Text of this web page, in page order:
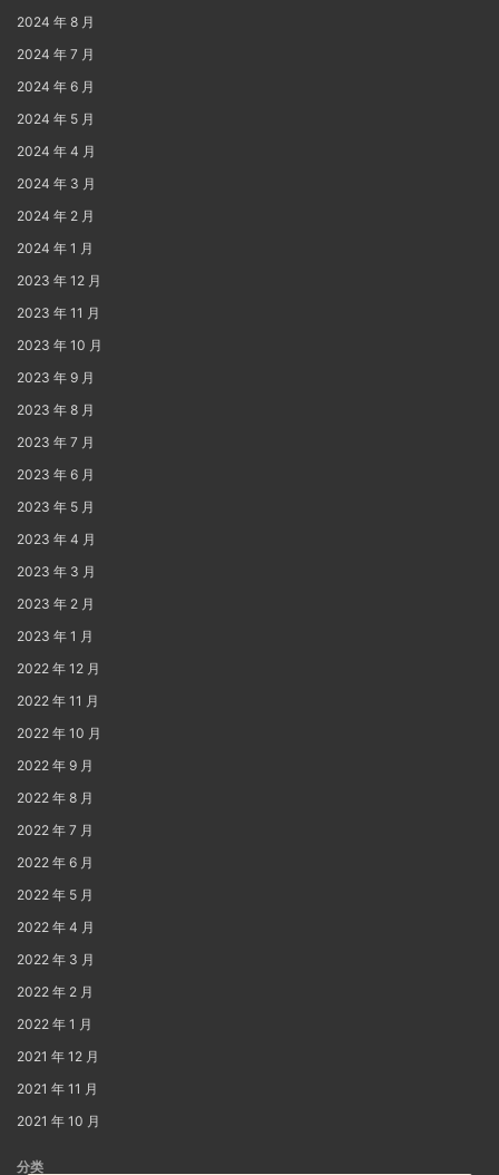
2024 年 8 月
2024 年 7 月
2024 年 6 月
2024 年 5 月
2024 年 4 月
2024 年 3 月
2024 年 2 月
2024 年 1 月
2023 年 12 月
2023 年 11 月
2023 年 10 月
2023 年 9 月
2023 年 8 月
2023 年 7 月
2023 年 6 月
2023 年 5 月
2023 年 4 月
2023 年 3 月
2023 年 2 月
2023 年 1 月
2022 年 12 月
2022 年 11 月
2022 年 10 月
2022 年 9 月
2022 年 8 月
2022 年 7 月
2022 年 6 月
2022 年 5 月
2022 年 4 月
2022 年 3 月
2022 年 2 月
2022 年 1 月
2021 年 12 月
2021 年 11 月
2021 年 10 月
分类